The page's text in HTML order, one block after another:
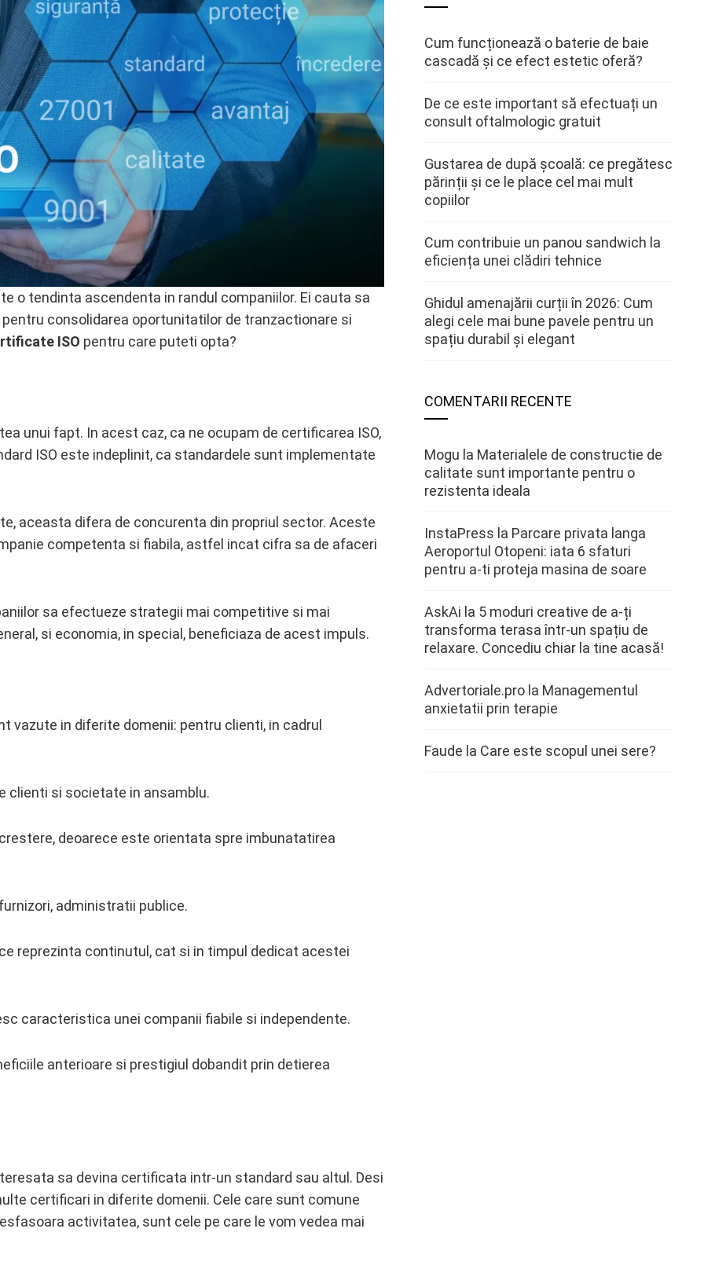
o tendinta ascendenta in randul companiilor. Ei cauta sa
consolidarea oportunitatilor de tranzactionare si
ISO pentru care puteti opta?
unui fapt. In acest caz, ca ne ocupam de certificarea ISO,
ISO este indeplinit, ca standardele sunt implementate
aceasta difera de concurenta din propriul sector. Aceste
competenta si fiabila, astfel incat cifra sa de afaceri
sa efectueze strategii mai competitive si mai
si economia, in special, beneficiaza de acest impuls.
vazute in diferite domenii: pentru clienti, in cadrul
clienti si societate in ansamblu.
deoarece este orientata spre imbunatatirea
administratii publice.
reprezinta continutul, cat si in timpul dedicat acestei
caracteristica unei companii fiabile si independente.
anterioare si prestigiul dobandit prin detierea
sa devina certificata intr-un standard sau altul. Desi
certificari in diferite domenii. Cele care sunt comune
activitatea, sunt cele pe care le vom vedea mai
Cum funcționează o baterie de baie
cascadă și ce efect estetic oferă?
De ce este important să efectuați un
consult oftalmologic gratuit
Gustarea de după școală: ce pregătesc
părinții și ce le place cel mai mult
copiilor
Cum contribuie un panou sandwich la
eficiența unei clădiri tehnice
Ghidul amenajării curții în 2026: Cum
alegi cele mai bune pavele pentru un
spațiu durabil și elegant
COMENTARII RECENTE
Mogu la Materialele de constructie de
calitate sunt importante pentru o
rezistenta ideala
InstaPress la Parcare privata langa
Aeroportul Otopeni: iata 6 sfaturi
pentru a-ti proteja masina de soare
AskAi la 5 moduri creative de a-ți
transforma terasa într-un spațiu de
relaxare. Concediu chiar la tine acasă!
Advertoriale.pro la Managementul
anxietatii prin terapie
Faude la Care este scopul unei sere?